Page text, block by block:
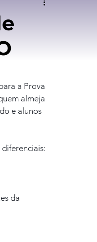
a Prova
almeja
e alunos
da